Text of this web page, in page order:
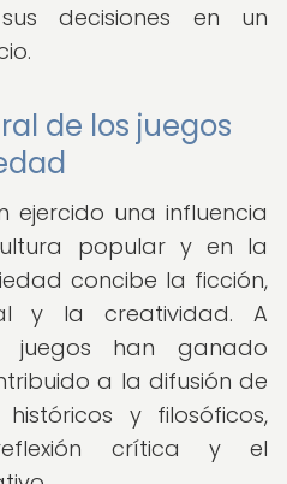
decisiones en un
de los juegos
ejercido una influencia
popular y en la
concibe la ficción,
y la creatividad. A
juegos han ganado
a la difusión de
y filosóficos,
crítica y el